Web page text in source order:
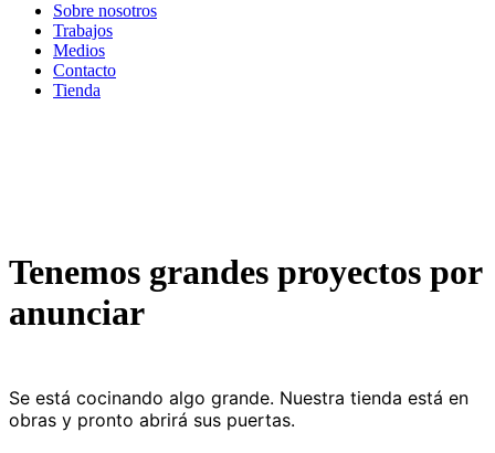
Sobre nosotros
Trabajos
Medios
Contacto
Tienda
Tenemos grandes proyectos por
anunciar
Se está cocinando algo grande. Nuestra tienda está en
obras y pronto abrirá sus puertas.